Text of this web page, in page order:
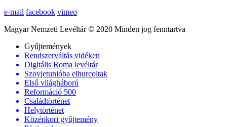
e-mail facebook vimeo
Magyar Nemzeti Levéltár © 2020 Minden jog fenntartva
Gyűjtemények
Rendszerváltás vidéken
Digitális Roma levéltár
Szovjetunióba elhurcoltak
Első világháború
Reformáció 500
Családtörténet
Helytörténet
Középkori gyűjtemény